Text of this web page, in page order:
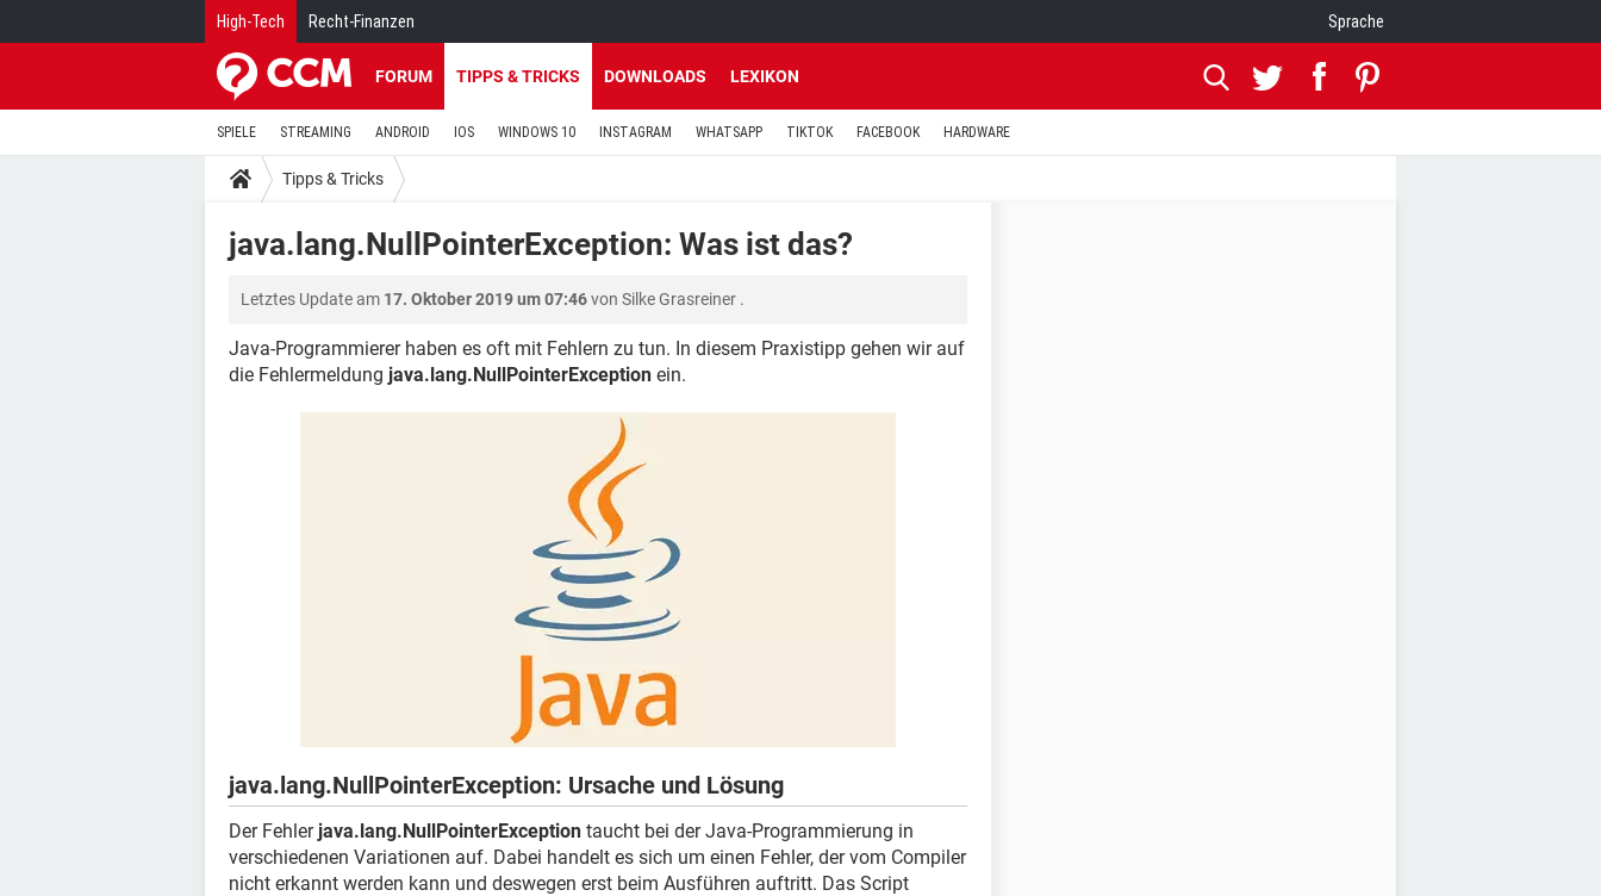
High-Tech Recht-Finanzen Sprache
FORUM TIPPS & TRICKS DOWNLOADS LEXIKON
SPIELE STREAMING ANDROID IOS WINDOWS 10 INSTAGRAM WHATSAPP TIKTOK FACEBOOK HARDWARE
Tipps & Tricks
java.lang.NullPointerException: Was ist das?
Letztes Update am 17. Oktober 2019 um 07:46von Silke Grasreiner .
Java-Programmierer haben es oft mit Fehlern zu tun. In diesem Praxistipp gehen wir auf
die Fehlermeldung java.lang.NullPointerException ein.
java.lang.NullPointerException: Ursache und Lösung
Der Fehler java.lang.NullPointerException taucht bei der Java-Programmierung in
verschiedenen Variationen auf. Dabei handelt es sich um einen Fehler, der vom Compiler
nicht erkannt werden kann und deswegen erst beim Ausführen auftritt. Das Script